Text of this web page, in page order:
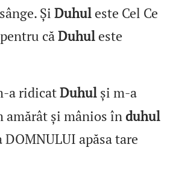
ȘiDuhul este Cel Ce
căDuhul este
ridicatDuhul și m‑a
amărât și mânios în duhul
apăsa tare